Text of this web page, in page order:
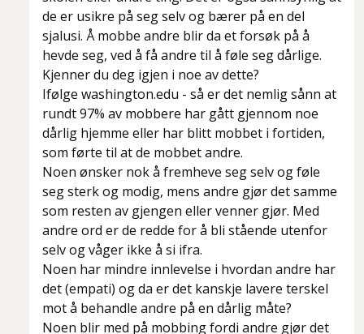
de er usikre på seg selv og bærer på en del
sjalusi. Å mobbe andre blir da et forsøk på å
hevde seg, ved å få andre til å føle seg dårlige.
Kjenner du deg igjen i noe av dette?
Ifølge washington.edu - så er det nemlig sånn at
rundt 97% av mobbere har gått gjennom noe
dårlig hjemme eller har blitt mobbet i fortiden,
som førte til at de mobbet andre.
Noen ønsker nok å fremheve seg selv og føle
seg sterk og modig, mens andre gjør det samme
som resten av gjengen eller venner gjør. Med
andre ord er de redde for å bli stående utenfor
selv og våger ikke å si ifra.
Noen har mindre innlevelse i hvordan andre har
det (empati) og da er det kanskje lavere terskel
mot å behandle andre på en dårlig måte?
Noen blir med på mobbing fordi andre gjør det